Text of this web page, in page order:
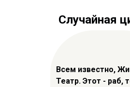
Случайная
Всем известно,
Театр. Этот - раб,